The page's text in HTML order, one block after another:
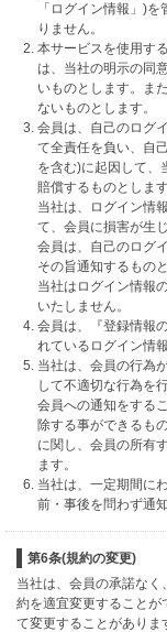
「ログイン情報」)
りません。
本サービスを使用す
は、当社の明示の同
いものとします。ま
ないものとします。
会員は、自己のログ
て全責任を負い、自
を含む)に起因して、
賠償するものとします
当社は、ログイン情
て、会員に損害が生
会員は、自己のログ
その旨通知するもの
当社はログイン情報
いたしません。
会員は、『登録情報
れているログイン情
当社は、会員の行為
して不適切な行為を
会員への通知をする
除する事ができるも
に関し、会員の所有
ます。
当社は、一定期間に
前・事後を問わず通
第6条(規約の変更)
当社は、会員の承諾な
約を適宜変更することが
て変更することがありま